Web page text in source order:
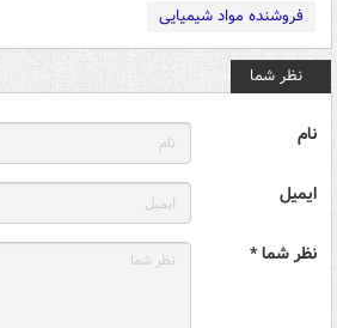
فروشنده مواد شیمیایی
نظر شما
نام
ایمیل
نظر شما *